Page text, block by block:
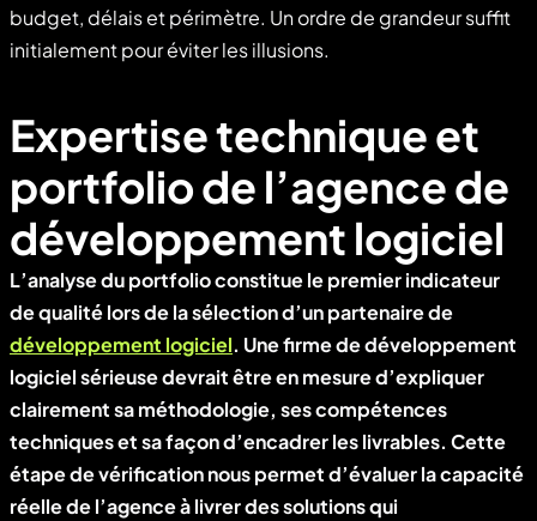
budget, délais et périmètre. Un ordre de grandeur suffit
initialement pour éviter les illusions.
Expertise technique et
portfolio de l’agence de
développement logiciel
L’analyse du portfolio constitue le premier indicateur
de qualité lors de la sélection d’un partenaire de
développement logiciel. Une firme de développement
logiciel sérieuse devrait être en mesure d’expliquer
clairement sa méthodologie, ses compétences
techniques et sa façon d’encadrer les livrables. Cette
étape de vérification nous permet d’évaluer la capacité
réelle de l’agence à livrer des solutions qui